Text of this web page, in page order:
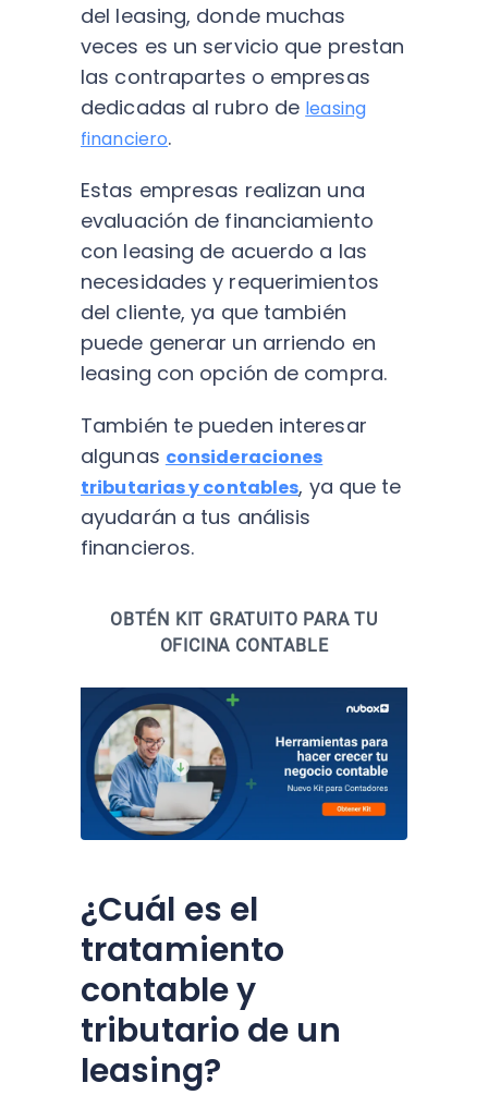
del leasing, donde muchas
veces es un servicio que prestan
las contrapartes o empresas
dedicadas al rubro de leasing
financiero.
Estas empresas realizan una
evaluación de financiamiento
con leasing de acuerdo a las
necesidades y requerimientos
del cliente, ya que también
puede generar un arriendo en
leasing con opción de compra.
También te pueden interesar
algunas consideraciones
tributarias y contables, ya que te
ayudarán a tus análisis
financieros.
OBTÉN KIT GRATUITO PARA TU
OFICINA CONTABLE
¿Cuál es el
tratamiento
contable y
tributario de un
leasing?